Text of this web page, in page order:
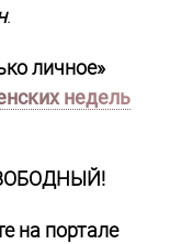
.
личное»
недель
на портале